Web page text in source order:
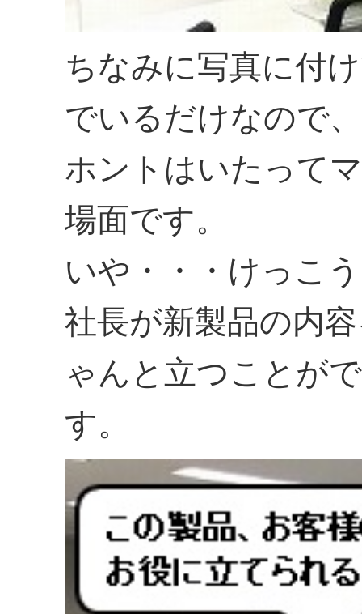
ちなみに写真に付
でいるだけなので
ホントはいたって
場面です。
いや・・・けっこ
社長が新製品の内
ゃんと立つことが
す。